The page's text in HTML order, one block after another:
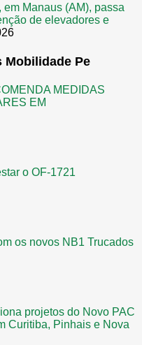
Manaus (AM), passa
de elevadores e
Mobilidade Pe
MEDIDAS
EM
o OF-1721
os novos NB1 Trucados
projetos do Novo PAC
Curitiba, Pinhais e Nova